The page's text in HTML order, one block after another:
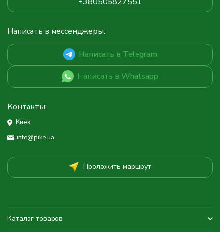
Написать в мессенджеры:
Написать в Telegram
Написать в Whatsapp
Контакты:
Киев
info@pike.ua
Проложить маршрут
Каталог товаров